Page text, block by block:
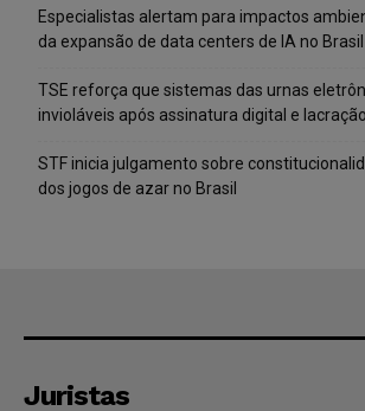
Especialistas alertam para impactos
da expansão de data centers de IA no Brasil
TSE reforça que sistemas das urnas
invioláveis após assinatura digital e lacração
STF inicia julgamento sobre
dos jogos de azar no Brasil
Juristas